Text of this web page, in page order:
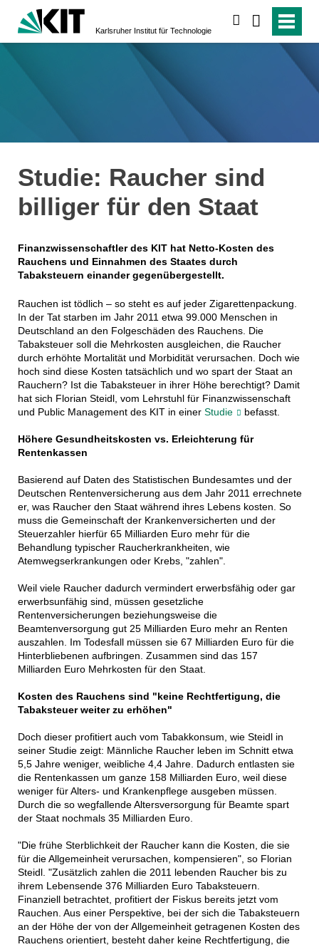
Karlsruher Institut für Technologie
Studie: Raucher sind
billiger für den Staat
Finanzwissenschaftler des KIT hat Netto-Kosten des
Rauchens und Einnahmen des Staates durch
Tabaksteuern einander gegenübergestellt.
Rauchen ist tödlich – so steht es auf jeder Zigarettenpackung.
In der Tat starben im Jahr 2011 etwa 99.000 Menschen in
Deutschland an den Folgeschäden des Rauchens. Die
Tabaksteuer soll die Mehrkosten ausgleichen, die Raucher
durch erhöhte Mortalität und Morbidität verursachen. Doch wie
hoch sind diese Kosten tatsächlich und wo spart der Staat an
Rauchern? Ist die Tabaksteuer in ihrer Höhe berechtigt? Damit
hat sich Florian Steidl, vom Lehrstuhl für Finanzwissenschaft
und Public Management des KIT in einer Studie befasst.
Höhere Gesundheitskosten vs. Erleichterung für
Rentenkassen
Basierend auf Daten des Statistischen Bundesamtes und der
Deutschen Rentenversicherung aus dem Jahr 2011 errechnete
er, was Raucher den Staat während ihres Lebens kosten. So
muss die Gemeinschaft der Krankenversicherten und der
Steuerzahler hierfür 65 Milliarden Euro mehr für die
Behandlung typischer Raucherkrankheiten, wie
Atemwegserkrankungen oder Krebs, "zahlen".
Weil viele Raucher dadurch vermindert erwerbsfähig oder gar
erwerbsunfähig sind, müssen gesetzliche
Rentenversicherungen beziehungsweise die
Beamtenversorgung gut 25 Milliarden Euro mehr an Renten
auszahlen. Im Todesfall müssen sie 67 Milliarden Euro für die
Hinterbliebenen aufbringen. Zusammen sind das 157
Milliarden Euro Mehrkosten für den Staat.
Kosten des Rauchens sind "keine Rechtfertigung, die
Tabaksteuer weiter zu erhöhen"
Doch dieser profitiert auch vom Tabakkonsum, wie Steidl in
seiner Studie zeigt: Männliche Raucher leben im Schnitt etwa
5,5 Jahre weniger, weibliche 4,4 Jahre. Dadurch entlasten sie
die Rentenkassen um ganze 158 Milliarden Euro, weil diese
weniger für Alters- und Krankenpflege ausgeben müssen.
Durch die so wegfallende Altersversorgung für Beamte spart
der Staat nochmals 35 Milliarden Euro.
"Die frühe Sterblichkeit der Raucher kann die Kosten, die sie
für die Allgemeinheit verursachen, kompensieren", so Florian
Steidl. "Zusätzlich zahlen die 2011 lebenden Raucher bis zu
ihrem Lebensende 376 Milliarden Euro Tabaksteuern.
Finanziell betrachtet, profitiert der Fiskus bereits jetzt vom
Rauchen. Aus einer Perspektive, bei der sich die Tabaksteuern
an der Höhe der von der Allgemeinheit getragenen Kosten des
Rauchens orientiert, besteht daher keine Rechtfertigung, die